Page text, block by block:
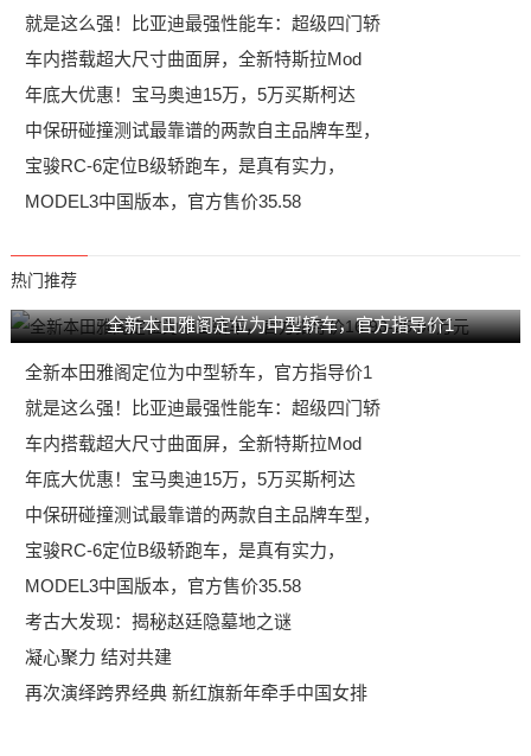
就是这么强！比亚迪最强性能车：超级四门轿
车内搭载超大尺寸曲面屏，全新特斯拉Mod
年底大优惠！宝马奥迪15万，5万买斯柯达
中保研碰撞测试最靠谱的两款自主品牌车型，
宝骏RC-6定位B级轿跑车，是真有实力，
MODEL3中国版本，官方售价35.58
热门推荐
全新本田雅阁定位为中型轿车，官方指导价1
全新本田雅阁定位为中型轿车，官方指导价1
就是这么强！比亚迪最强性能车：超级四门轿
车内搭载超大尺寸曲面屏，全新特斯拉Mod
年底大优惠！宝马奥迪15万，5万买斯柯达
中保研碰撞测试最靠谱的两款自主品牌车型，
宝骏RC-6定位B级轿跑车，是真有实力，
MODEL3中国版本，官方售价35.58
考古大发现：揭秘赵廷隐墓地之谜
凝心聚力 结对共建
再次演绎跨界经典 新红旗新年牵手中国女排